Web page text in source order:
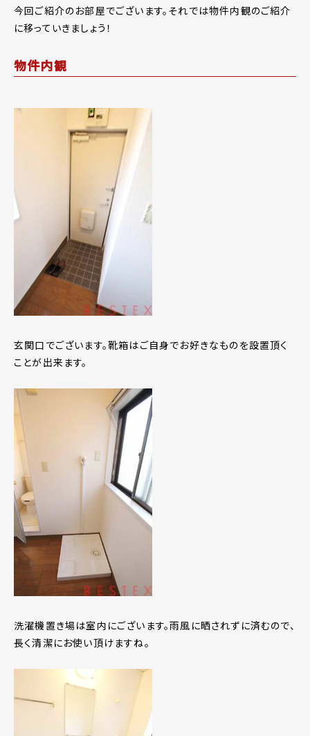
今回ご紹介のお部屋でございます。それでは物件内観のご紹介
に移っていきましょう！
物件内観
玄関口でございます。靴箱はご自身でお好きなものを設置頂く
ことが出来ます。
洗濯機置き場は室内にございます。雨風に晒されずに済むので、
長く清潔にお使い頂けますね。